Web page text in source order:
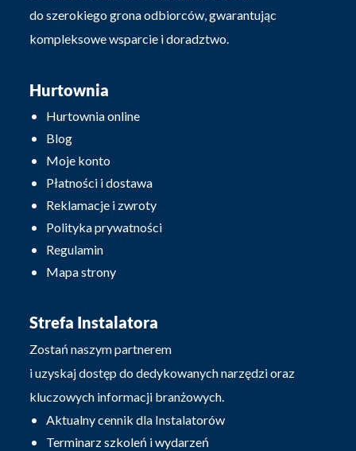
do szerokiego grona odbiorców, gwarantując
kompleksowe wsparcie i doradztwo.
Hurtownia
Hurtownia online
Blog
Moje konto
Płatności i dostawa
Reklamacje i zwroty
Polityka prywatności
Regulamin
Mapa strony
Strefa Instalatora
Zostań naszym partnerem
i uzyskaj dostęp do dedykowanych narzędzi oraz
kluczowych informacji branżowych.
Aktualny cennik dla Instalatorów
Terminarz szkoleń i wydarzeń